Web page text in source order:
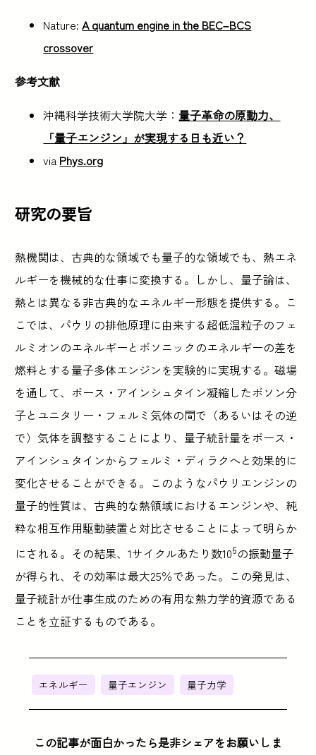
Nature:A quantum engine in the BEC–BCS
crossover
参考文献
沖縄科学技術大学院大学： 量子革命の原動力、
「量子エンジン」が実現する日も近い？
via Phys.org
研究の要旨
熱機関は、古典的な領域でも量子的な領域でも、熱エネ
ルギーを機械的な仕事に変換する。しかし、量子論は、
熱とは異なる非古典的なエネルギー形態を提供する。こ
こでは、パウリの排他原理に由来する超低温粒子のフェ
ルミオンのエネルギーとボソニックのエネルギーの差を
燃料とする量子多体エンジンを実験的に実現する。磁場
を通して、ボース・アインシュタイン凝縮したボソン分
子とユニタリー・フェルミ気体の間で（あるいはその逆
で）気体を調整することにより、量子統計量をボース・
アインシュタインからフェルミ・ディラクへと効果的に
変化させることができる。このようなパウリエンジンの
量子的性質は、古典的な熱領域におけるエンジンや、純
粋な相互作用駆動装置と対比させることによって明らか
にされる。その結果、1サイクルあたり数106の振動量子
が得られ、その効率は最大25％であった。この発見は、
量子統計が仕事生成のための有用な熱力学的資源である
ことを立証するものである。
エネルギー 量子エンジン 量子力学
この記事が面白かったら是非シェアをお願いしま